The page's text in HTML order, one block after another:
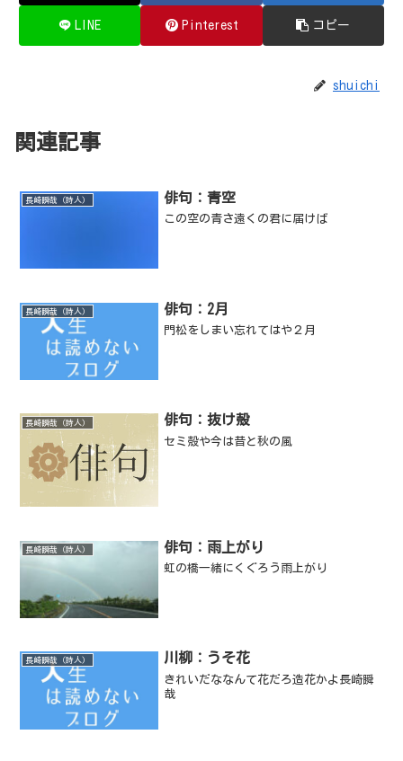
LINE Pinterest コピー
shuichi
関連記事
長崎瞬哉（詩人） 俳句：青空
この空の青さ遠くの君に届けば
長崎瞬哉（詩人） 俳句：2月
門松をしまい忘れてはや２月
長崎瞬哉（詩人） 俳句：抜け殻
セミ殻や今は昔と秋の風
長崎瞬哉（詩人） 俳句：雨上がり
虹の橋一緒にくぐろう雨上がり
長崎瞬哉（詩人） 川柳：うそ花
きれいだななんて花だろ造花かよ長崎瞬
哉